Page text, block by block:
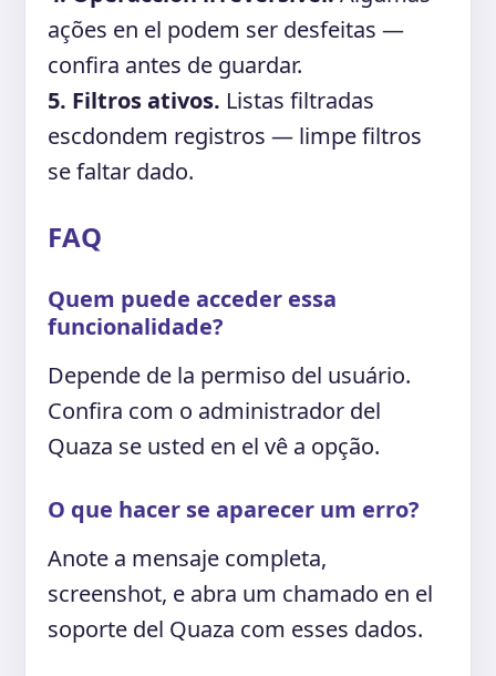
ações en el podem ser desfeitas —
confira antes de guardar.
5. Filtros ativos. Listas filtradas
escdondem registros — limpe filtros
se faltar dado.
FAQ
Quem puede acceder essa
funcionalidade?
Depende de la permiso del usuário.
Confira com o administrador del
Quaza se usted en el vê a opção.
O que hacer se aparecer um erro?
Anote a mensaje completa,
screenshot, e abra um chamado en el
soporte del Quaza com esses dados.